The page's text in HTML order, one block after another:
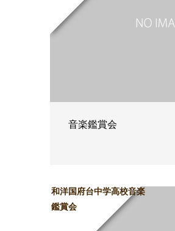
音楽鑑賞会
和洋国府台中学高校音楽
鑑賞会